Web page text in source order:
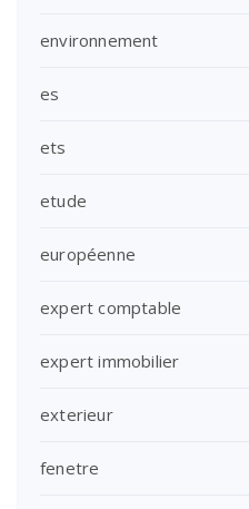
environnement
es
ets
etude
européenne
expert comptable
expert immobilier
exterieur
fenetre